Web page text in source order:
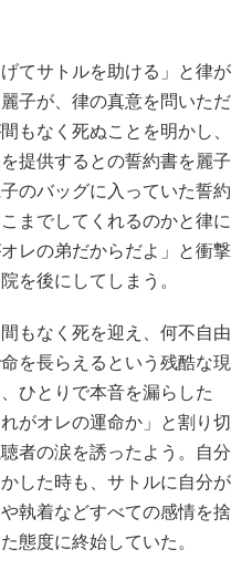
てサトルを助ける」と律が
子が、律の真意を問いただ
もなく死ぬことを明かし、
提供するとの誓約書を麗子
のバッグに入っていた誓約
までしてくれるのかと律に
レの弟だからだよ」と衝撃
を後にしてしまう。
もなく死を迎え、何不自由
を長らえるという残酷な現
ひとりで本音を漏らした
がオレの運命か」と割り切
者の涙を誘ったよう。自分
した時も、サトルに自分が
執着などすべての感情を捨
態度に終始していた。